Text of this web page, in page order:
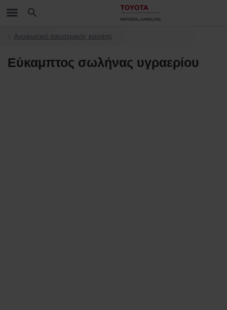
Ανυψωτικό εσωτερικής καύσης
Εύκαμπτος σωλήνας υγραερίου